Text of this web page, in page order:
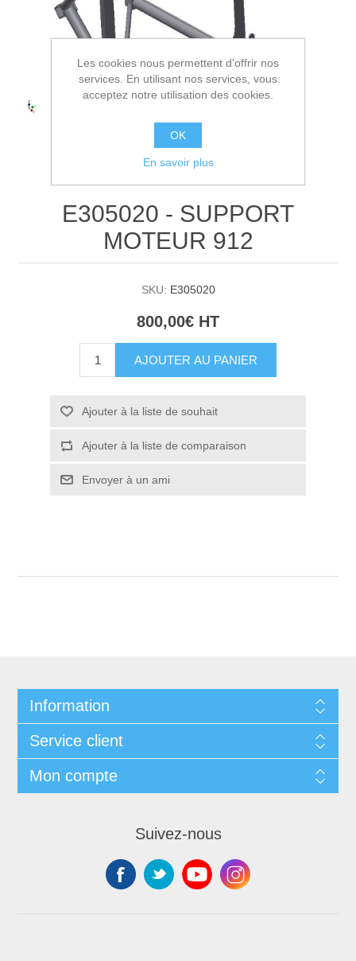
E305020 - SUPPORT
MOTEUR 912
SKU: E305020
800,00€ HT
AJOUTER AU PANIER
Ajouter à la liste de souhait
Ajouter à la liste de comparaison
Envoyer à un ami
Information
Service client
Mon compte
Suivez-nous
Les cookies nous permettent d'offrir nos
services. En utilisant nos services, vous
acceptez notre utilisation des cookies.
OK
En savoir plus